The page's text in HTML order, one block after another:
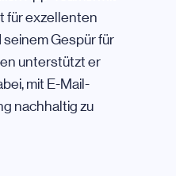
für exzellenten
Gespür für
unterstützt er
mit E-Mail-
nachhaltig zu